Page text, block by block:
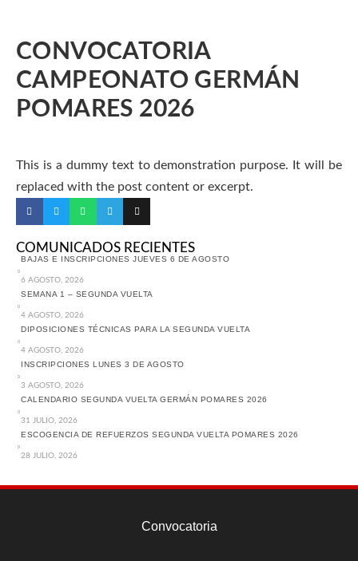
CONVOCATORIA
CAMPEONATO GERMÁN
POMARES 2026
This is a dummy text to demonstration purpose. It will be
replaced with the post content or excerpt.
COMUNICADOS RECIENTES
BAJAS E INSCRIPCIONES JUEVES 6 DE AGOSTO
6 AGOSTO, 2026
SEMANA 1 – SEGUNDA VUELTA
4 AGOSTO, 2026
DIPOSICIONES TÉCNICAS PARA LA SEGUNDA VUELTA
4 AGOSTO, 2026
INSCRIPCIONES LUNES 3 DE AGOSTO
3 AGOSTO, 2026
CALENDARIO SEGUNDA VUELTA GERMÁN POMARES 2026
31 JULIO, 2026
ESCOGENCIA DE REFUERZOS SEGUNDA VUELTA POMARES 2026
28 JULIO, 2026
Convocatoria